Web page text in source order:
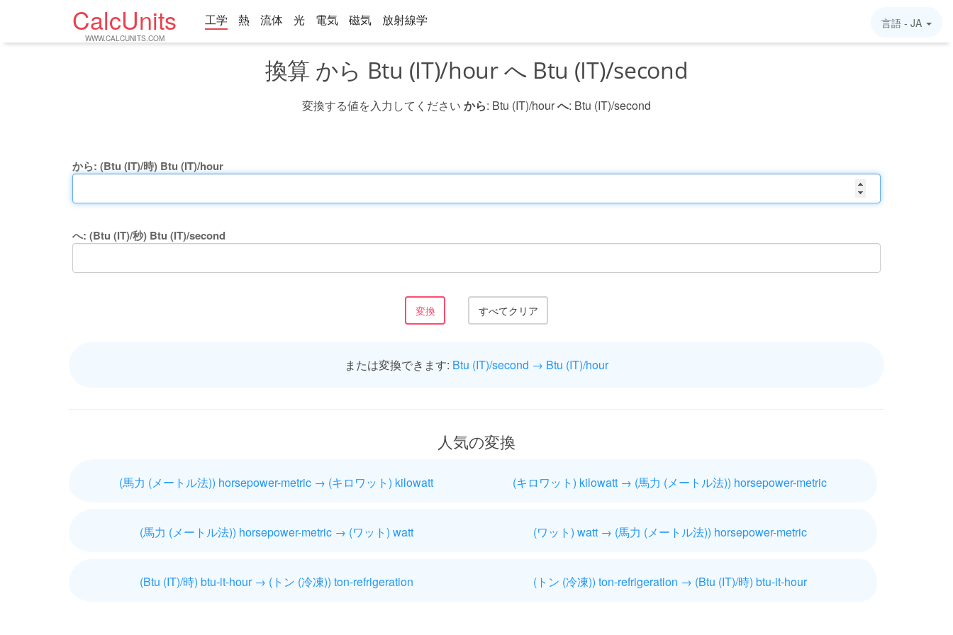
CalcUnits
WWW.CALCUNITS.COM
工学 熱 流体 光 電気 磁気 放射線学 言語 - JA
換算 から Btu (IT)/hour へ Btu (IT)/second
変換する値を入力してください から: Btu (IT)/hourへ: Btu (IT)/second
から: (Btu (IT)/時) Btu (IT)/hour
へ: (Btu (IT)/秒) Btu (IT)/second
または変換できます: Btu (IT)/second → Btu (IT)/hour
人気の変換
(馬力 (メートル法)) horsepower-metric → (キロワット) kilowatt (キロワット) kilowatt → (馬力 (メートル法)) horsepower-metric
(馬力 (メートル法)) horsepower-metric → (ワット) watt (ワット) watt → (馬力 (メートル法)) horsepower-metric
(Btu (IT)/時) btu-it-hour → (トン (冷凍)) ton-refrigeration (トン (冷凍)) ton-refrigeration → (Btu (IT)/時) btu-it-hour